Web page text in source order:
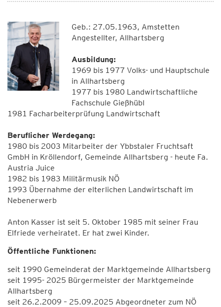
Geb.: 27.05.1963, Amstetten
Angestellter, Allhartsberg
Ausbildung:
1969 bis 1977 Volks- und Hauptschule
in Allhartsberg
1977 bis 1980 Landwirtschaftliche
Fachschule Gießhübl
1981 Facharbeiterprüfung Landwirtschaft
Beruflicher Werdegang:
1980 bis 2003 Mitarbeiter der Ybbstaler Fruchtsaft
GmbH in Kröllendorf, Gemeinde Allhartsberg - heute Fa.
Austria Juice
1982 bis 1983 Militärmusik NÖ
1993 Übernahme der elterlichen Landwirtschaft im
Nebenerwerb
Anton Kasser ist seit 5. Oktober 1985 mit seiner Frau
Elfriede verheiratet. Er hat zwei Kinder.
Öffentliche Funktionen:
seit 1990 Gemeinderat der Marktgemeinde Allhartsberg
seit 1995- 2025 Bürgermeister der Marktgemeinde
Allhartsberg
seit 26.2.2009 – 25.09.2025 Abgeordneter zum NÖ